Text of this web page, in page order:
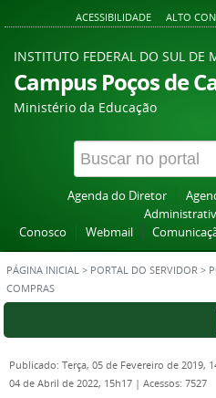
ACESSIBILIDADE ALTO
INSTITUTO FEDERAL DO SUL DE
Campus Poços de
Ministério da Educação
Agenda do Diretor
Conosco
Webmail
PÁGINA INICIAL > PORTAL DO SERVIDOR >
COMPRAS
Publicado: Terça, 05 de Fevereiro de 2019,
04 de Abril de 2022, 15h17 | Acessos: 7527